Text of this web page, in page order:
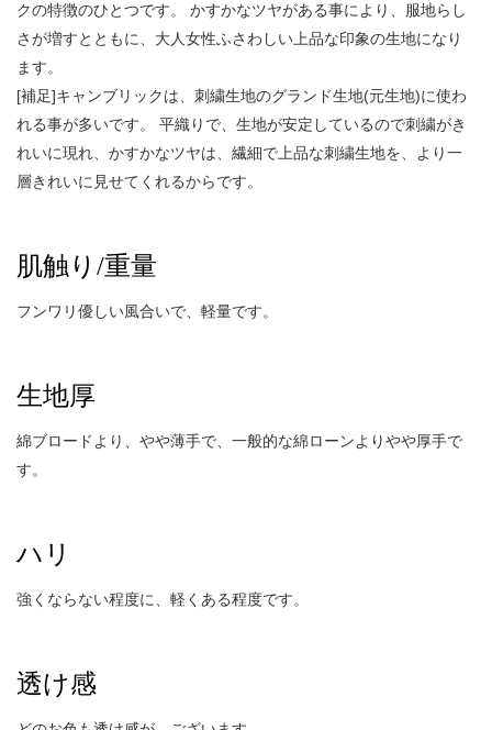
クの特徴のひとつです。 かすかなツヤがある事により、服地らし
さが増すとともに、大人女性ふさわしい上品な印象の生地になり
ます。
[補足]キャンブリックは、刺繍生地のグランド生地(元生地)に使わ
れる事が多いです。 平織りで、生地が安定しているので刺繍がき
れいに現れ、かすかなツヤは、繊細で上品な刺繍生地を、より一
層きれいに見せてくれるからです。
肌触り/重量
フンワリ優しい風合いで、軽量です。
生地厚
綿ブロードより、やや薄手で、一般的な綿ローンよりやや厚手で
す。
ハリ
強くならない程度に、軽くある程度です。
透け感